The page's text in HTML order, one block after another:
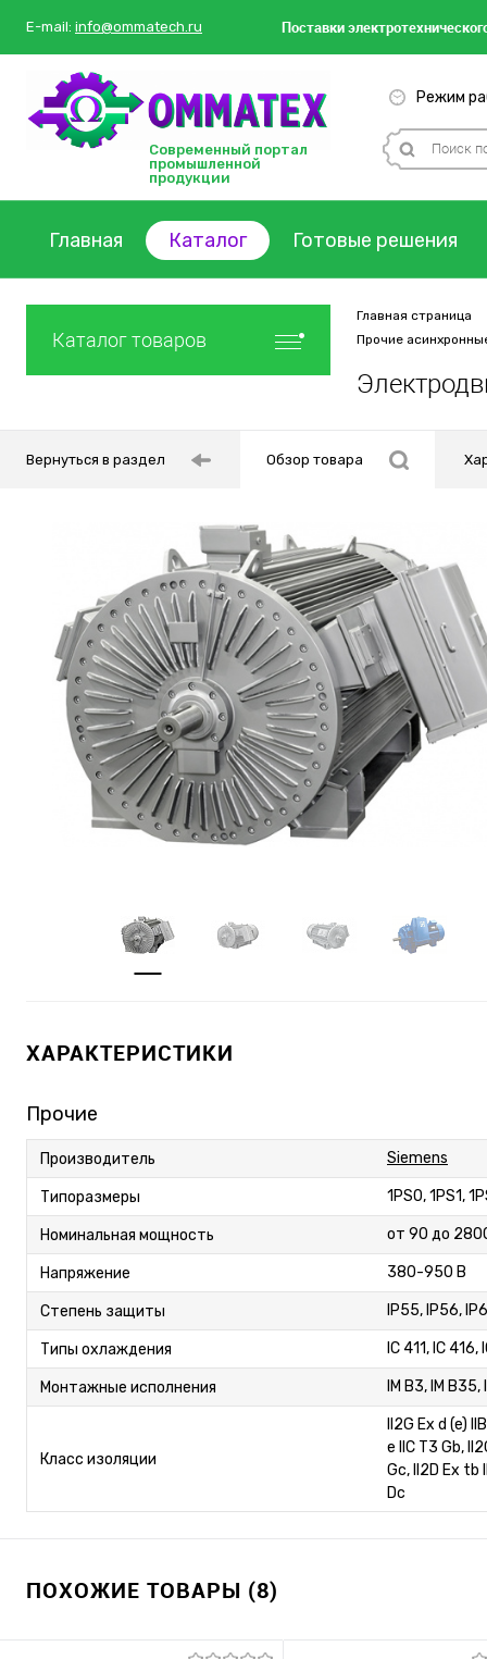
E-mail: info@ommatech.ru Поставки
Современный портал
промышленной
продукции
Режим
Главная Каталог Готовые решения
Каталог товаров
Главная страница
Прочие
Вернуться в раздел Обзор товара
ХАРАКТЕРИСТИКИ
Прочие
Производитель Siemens
Типоразмеры 1PS0, 1PS1,
Номинальная мощность от 90 до
Напряжение 380-950 В
Степень защиты IP55, IP56,
Типы охлаждения IC 411, IC 416,
Монтажные исполнения IM B3, IM B35,
Класс изоляции
II2G Ex d (e)
e IIC T3 Gb,
Gc, II2D Ex tb
Dc
ПОХОЖИЕ ТОВАРЫ (8)